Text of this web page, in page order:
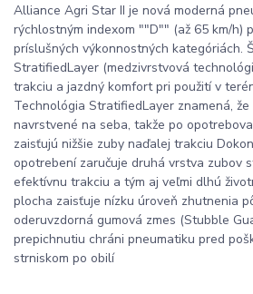
Alliance Agri Star II je nová moderná
rýchlostným indexom ""D"" (až 65 km/h)
príslušných výkonnostných kategóriách.
StratifiedLayer (medzivrstvová
trakciu a jazdný komfort pri použití v
Technológia StratifiedLayer znamená,
navrstvené na seba, takže po
zaisťujú nižšie zuby naďalej trakciu
opotrebení zaručuje druhá vrstva zubov
efektívnu trakciu a tým aj veľmi dlhú
plocha zaisťuje nízku úroveň zhutnenia
oderuvzdorná gumová zmes (Stubble
prepichnutiu chráni pneumatiku pred
strniskom po obilí